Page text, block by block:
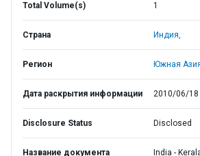
Total Volume(s) 1
Страна Индия,
Регион Южная
Дата раскрытия информации 2010/06/18
Disclosure Status Disclosed
Название документа India -